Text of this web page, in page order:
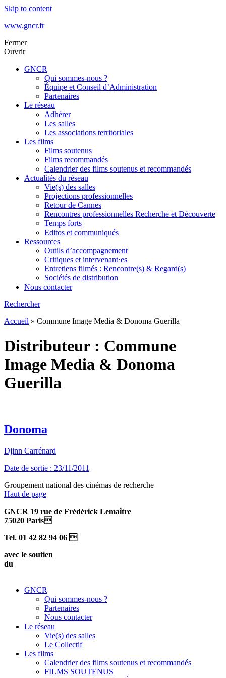
Skip to content
www.gncr.fr
Fermer
Ouvrir
GNCR
Qui sommes-nous ?
Équipe et Conseil d’Administration
Partenaires
Le réseau
Adhérer
Les salles
Les associations territoriales
Les films
Films soutenus
Films recommandés
Calendrier des films soutenus et recommandés
Actualités du réseau
Vie(s) des salles
Projections professionnelles
Retour de Cannes
Rencontres professionnelles Recherche et Découverte
Temps forts
Editos et communiqués
Ressources
Outils d’accompagnement
Critiques et intervenant·es
Entretiens filmés : Rencontre(s) & Regard(s)
Sociétés de distribution
Nous contacter
Rechercher
Accueil » Commune Image Media & Donoma Guerilla
Distributeur : Commune
Image Media & Donoma
Guerilla
Donoma
Djinn Carrénard
Date de sortie : 23/11/2011
Groupement national des cinémas de recherche
Haut de page
GNCR 19 rue de Frédérick Lemaître
75020 Paris
Tel. 01 42 82 94 06 
avec le soutien
du
GNCR
Qui sommes-nous ?
Partenaires
Nous contacter
Le réseau
Vie(s) des salles
Le Collectif
Les films
Calendrier des films soutenus et recommandés
FILMS SOUTENUS